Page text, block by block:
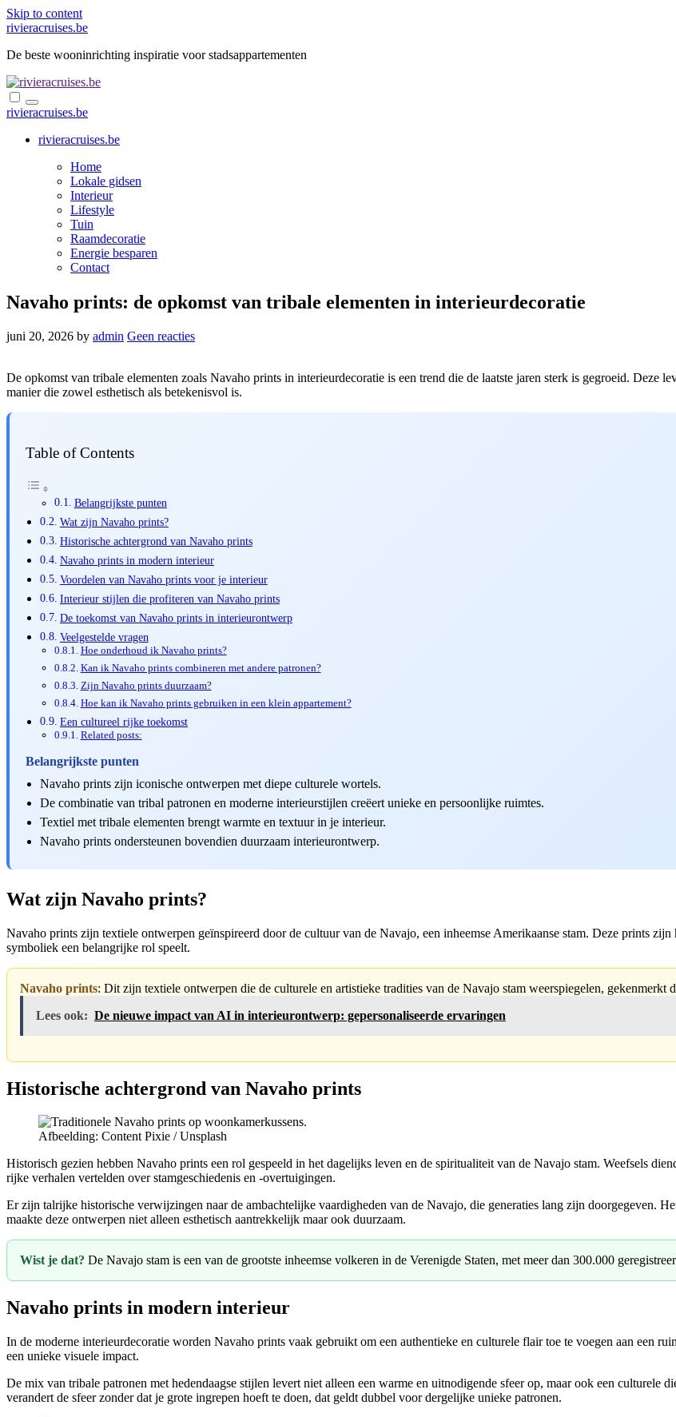
Skip to content
rivieracruises.be
De beste wooninrichting inspiratie voor stadsappartementen
rivieracruises.be
rivieracruises.be
Home
Lokale gidsen
Interieur
Lifestyle
Tuin
Raamdecoratie
Energie besparen
Contact
Navaho prints: de opkomst van tribale elementen in interieurdecoratie
juni 20, 2026 by admin Geen reacties
De opkomst van tribale elementen zoals Navaho prints in interieurdecoratie is een trend die de laatste jaren sterk is gegroeid. Deze
manier die zowel esthetisch als betekenisvol is.
Table of Contents
Belangrijkste punten
Wat zijn Navaho prints?
Historische achtergrond van Navaho prints
Navaho prints in modern interieur
Voordelen van Navaho prints voor je interieur
Interieur stijlen die profiteren van Navaho prints
De toekomst van Navaho prints in interieurontwerp
Veelgestelde vragen
Hoe onderhoud ik Navaho prints?
Kan ik Navaho prints combineren met andere patronen?
Zijn Navaho prints duurzaam?
Hoe kan ik Navaho prints gebruiken in een klein appartement?
Een cultureel rijke toekomst
Related posts:
Belangrijkste punten
Navaho prints zijn iconische ontwerpen met diepe culturele wortels.
De combinatie van tribal patronen en moderne interieurstijlen creëert unieke en persoonlijke ruimtes.
Textiel met tribale elementen brengt warmte en textuur in je interieur.
Navaho prints ondersteunen bovendien duurzaam interieurontwerp.
Wat zijn Navaho prints?
Navaho prints zijn textiele ontwerpen geïnspireerd door de cultuur van de Navajo, een inheemse Amerikaanse stam. Deze prints
symboliek een belangrijke rol speelt.
Navaho prints: Dit zijn textiele ontwerpen die de culturele en artistieke tradities van de Navajo stam weerspiegelen, gekenmerkt
Lees ook: De nieuwe impact van AI in interieurontwerp: gepersonaliseerde ervaringen
Historische achtergrond van Navaho prints
Afbeelding: Content Pixie / Unsplash
Historisch gezien hebben Navaho prints een rol gespeeld in het dagelijks leven en de spiritualiteit van de Navajo stam. Weefsels
rijke verhalen vertelden over stamgeschiedenis en -overtuigingen.
Er zijn talrijke historische verwijzingen naar de ambachtelijke vaardigheden van de Navajo, die generaties lang zijn doorgegeven.
maakte deze ontwerpen niet alleen esthetisch aantrekkelijk maar ook duurzaam.
Wist je dat? De Navajo stam is een van de grootste inheemse volkeren in de Verenigde Staten, met meer dan 300.000
Navaho prints in modern interieur
In de moderne interieurdecoratie worden Navaho prints vaak gebruikt om een authentieke en culturele flair toe te voegen aan een
een unieke visuele impact.
De mix van tribale patronen met hedendaagse stijlen levert niet alleen een warme en uitnodigende sfeer op, maar ook een culturele
verandert de sfeer zonder dat je grote ingrepen hoeft te doen, dat geldt dubbel voor dergelijke unieke patronen.